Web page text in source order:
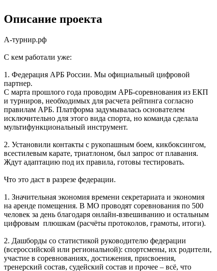
Описание проекта
А-турнир.рф
С кем работали уже:
1. Федерация АРБ России. Мы официальный цифровой
партнер.
С марта прошлого года проводим АРБ-соревнования из ЕКП
и турниров, необходимых для расчета рейтинга согласно
правилам АРБ. Платформа задумывалась основателем
исключительно для этого вида спорта, но команда сделала
мультифункциональный инструмент.
2. Установили контакты с рукопашным боем, кикбоксингом,
всестилевым карате, триатлоном, был запрос от плавания.
Ждут адаптацию под их правила, готовы тестировать.
Что это даст в разрезе федерации.
1. Значительная экономия времени секретариата и экономия
на аренде помещения. В МО проводят соревнования по 500
человек за день благодаря онлайн-взвешиванию и остальным
цифровым плюшкам (расчёты протоколов, грамоты, итоги).
2. Дашборды со статистикой руководителю федерации
(всероссийской или региональной): спортсмены, их родители,
участие в соревнованиях, достижения, присвоения,
тренерский состав, судейский состав и прочее – всё, что